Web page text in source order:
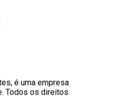
é uma empresa
Todos os direitos